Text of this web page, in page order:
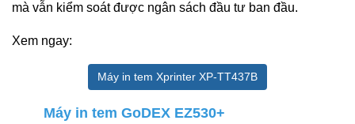
mà vẫn kiểm soát được ngân sách đầu tư ban đầu.
Xem ngay:
Máy in tem Xprinter XP-TT437B
Máy in tem GoDEX EZ530+